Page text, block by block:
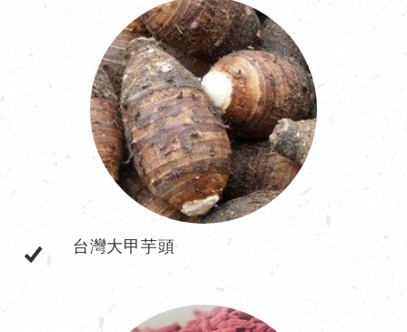
台灣大甲芋頭